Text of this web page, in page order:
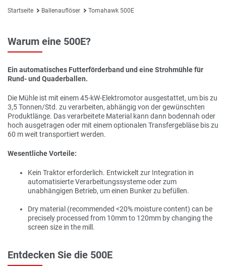
Startseite Ballenauflöser Tomahawk 500E
Warum eine 500E?
Ein automatisches Futterförderband und eine Strohmühle für
Rund- und Quaderballen.
Die Mühle ist mit einem 45-kW-Elektromotor ausgestattet, um bis zu
3,5 Tonnen/Std. zu verarbeiten, abhängig von der gewünschten
Produktlänge. Das verarbeitete Material kann dann bodennah oder
hoch ausgetragen oder mit einem optionalen Transfergebläse bis zu
60 m weit transportiert werden.
Wesentliche Vorteile:
Kein Traktor erforderlich. Entwickelt zur Integration in
automatisierte Verarbeitungssysteme oder zum
unabhängigen Betrieb, um einen Bunker zu befüllen.
Dry material (recommended <20% moisture content) can be
precisely processed from 10mm to 120mm by changing the
screen size in the mill.
Entdecken Sie die 500E